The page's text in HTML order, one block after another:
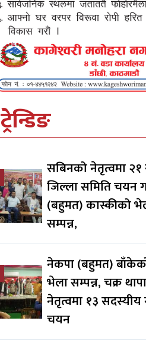
ट्रेन्डिङ
सबिनको नेतृत्वमा
जिल्ला समिति चयन
(बहुमत) कास्कीको
सम्पन्न,
नेकपा (बहुमत)
भेला सम्पन्न, चक्र
नेतृत्वमा १३ सदस्यीय
चयन